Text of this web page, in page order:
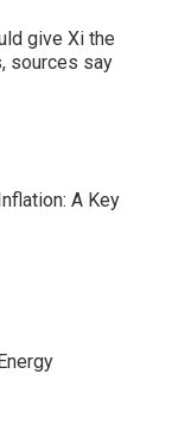
give Xi the
sources say
A Key